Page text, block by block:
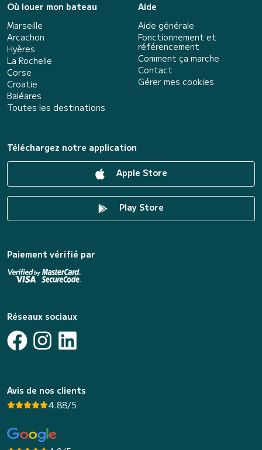
Où louer mon bateau
Marseille
Arcachon
Hyères
La Rochelle
Corse
Croatie
Baléares
Toutes les destinations
Aide
Aide générale
Fonctionnement et
référencement
Comment ça marche
Contact
Gérer mes cookies
Téléchargez notre application
Apple Store
Play Store
Paiement vérifié par
Réseaux sociaux
Avis de nos clients
4.88/5